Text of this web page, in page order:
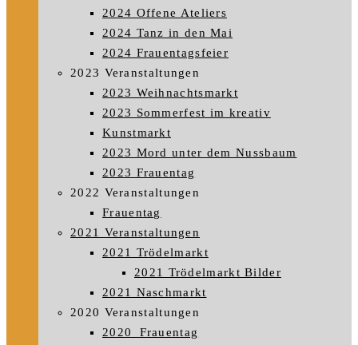
2024 Offene Ateliers
2024 Tanz in den Mai
2024 Frauentagsfeier
2023 Veranstaltungen
2023 Weihnachtsmarkt
2023 Sommerfest im kreativ
Kunstmarkt
2023 Mord unter dem Nussbaum
2023 Frauentag
2022 Veranstaltungen
Frauentag
2021 Veranstaltungen
2021 Trödelmarkt
2021 Trödelmarkt Bilder
2021 Naschmarkt
2020 Veranstaltungen
2020_Frauentag